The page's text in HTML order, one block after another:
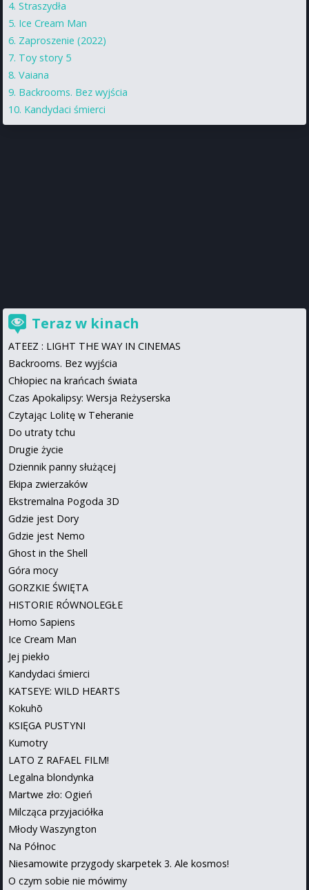
Straszydła
Ice Cream Man
Zaproszenie (2022)
Toy story 5
Vaiana
Backrooms. Bez wyjścia
Kandydaci śmierci
Teraz w kinach
ATEEZ : LIGHT THE WAY IN CINEMAS
Backrooms. Bez wyjścia
Chłopiec na krańcach świata
Czas Apokalipsy: Wersja Reżyserska
Czytając Lolitę w Teheranie
Do utraty tchu
Drugie życie
Dziennik panny służącej
Ekipa zwierzaków
Ekstremalna Pogoda 3D
Gdzie jest Dory
Gdzie jest Nemo
Ghost in the Shell
Góra mocy
GORZKIE ŚWIĘTA
HISTORIE RÓWNOLEGŁE
Homo Sapiens
Ice Cream Man
Jej piekło
Kandydaci śmierci
KATSEYE: WILD HEARTS
Kokuhō
KSIĘGA PUSTYNI
Kumotry
LATO Z RAFAEL FILM!
Legalna blondynka
Martwe zło: Ogień
Milcząca przyjaciółka
Młody Waszyngton
Na Północ
Niesamowite przygody skarpetek 3. Ale kosmos!
O czym sobie nie mówimy